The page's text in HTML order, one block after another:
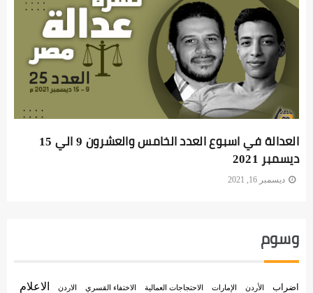
العدالة في اسبوع العدد الخامس والعشرون 9 الي 15
ديسمبر 2021
ديسمبر 16, 2021
وسوم
اضراب الأردن الإمارات الاحتجاجات العمالية الاختفاء القسري الاردن
الاعلام